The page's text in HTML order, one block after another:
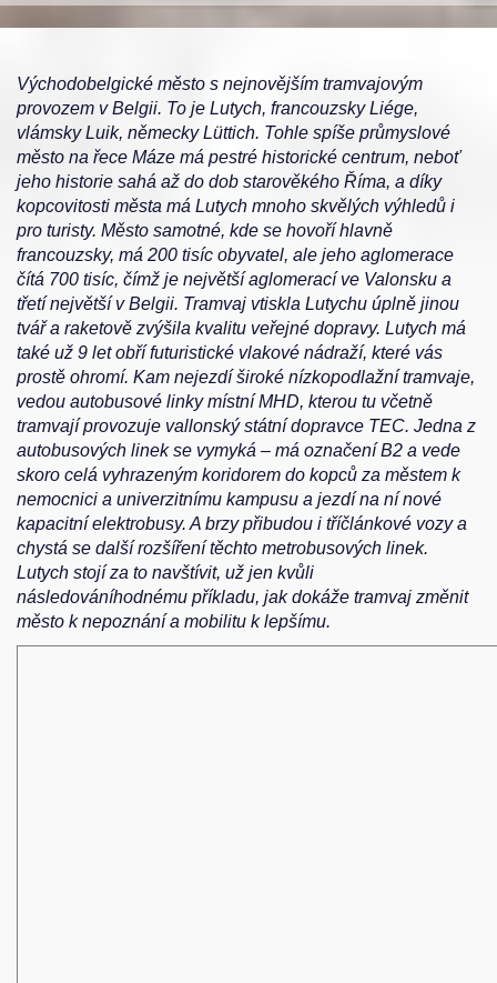
Východobelgické město s nejnovějším tramvajovým
provozem v Belgii. To je Lutych, francouzsky Liége,
vlámsky Luik, německy Lüttich. Tohle spíše průmyslové
město na řece Máze má pestré historické centrum, neboť
jeho historie sahá až do dob starověkého Říma, a díky
kopcovitosti města má Lutych mnoho skvělých výhledů i
pro turisty. Město samotné, kde se hovoří hlavně
francouzsky, má 200 tisíc obyvatel, ale jeho aglomerace
čítá 700 tisíc, čímž je největší aglomerací ve Valonsku a
třetí největší v Belgii. Tramvaj vtiskla Lutychu úplně jinou
tvář a raketově zvýšila kvalitu veřejné dopravy. Lutych má
také už 9 let obří futuristické vlakové nádraží, které vás
prostě ohromí. Kam nejezdí široké nízkopodlažní tramvaje,
vedou autobusové linky místní MHD, kterou tu včetně
tramvají provozuje vallonský státní dopravce TEC. Jedna z
autobusových linek se vymyká – má označení B2 a vede
skoro celá vyhrazeným koridorem do kopců za městem k
nemocnici a univerzitnímu kampusu a jezdí na ní nové
kapacitní elektrobusy. A brzy přibudou i tříčlánkové vozy a
chystá se další rozšíření těchto metrobusových linek.
Lutych stojí za to navštívit, už jen kvůli
následováníhodnému příkladu, jak dokáže tramvaj změnit
město k nepoznání a mobilitu k lepšímu.